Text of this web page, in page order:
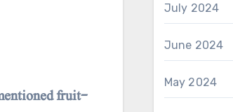
fruit-
July 2024
June 2024
May 2024